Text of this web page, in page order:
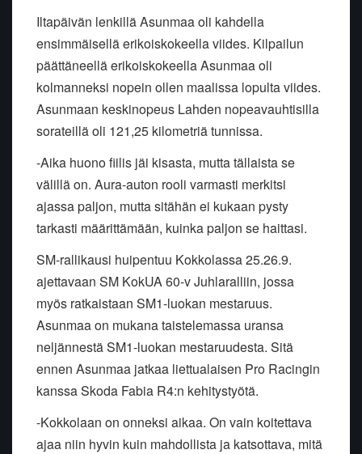
Iltapäivän lenkillä Asunmaa oli kahdella
ensimmäisellä erikoiskokeella viides. Kilpailun
päättäneellä erikoiskokeella Asunmaa oli
kolmanneksi nopein ollen maalissa lopulta viides.
Asunmaan keskinopeus Lahden nopeavauhtisilla
sorateillä oli 121,25 kilometriä tunnissa.
-Aika huono fiilis jäi kisasta, mutta tällaista se
välillä on. Aura-auton rooli varmasti merkitsi
ajassa paljon, mutta sitähän ei kukaan pysty
tarkasti määrittämään, kuinka paljon se haittasi.
SM-rallikausi huipentuu Kokkolassa 25.26.9.
ajettavaan SM KokUA 60-v Juhlaralliin, jossa
myös ratkaistaan SM1-luokan mestaruus.
Asunmaa on mukana taistelemassa uransa
neljännestä SM1-luokan mestaruudesta. Sitä
ennen Asunmaa jatkaa liettualaisen Pro Racingin
kanssa Skoda Fabia R4:n kehitystyötä.
-Kokkolaan on onneksi aikaa. On vain koitettava
ajaa niin hyvin kuin mahdollista ja katsottava, mitä